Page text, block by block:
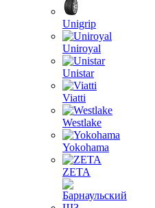
Unigrip
Uniroyal
Unistar
Viatti
Westlake
Yokohama
ZETA